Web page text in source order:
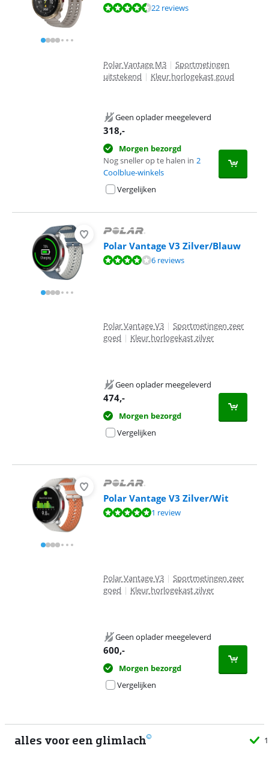
Beoordeling is 8,7 van de 10, gebaseerd op 22 reviews.
22 reviews
Polar Vantage M3 | Sportmetingen
uitstekend | Kleur horlogekast goud
Geen oplader meegeleverd
318,-
Morgen bezorgd
Nog sneller op te halen in 2
Coolblue-winkels
Vergelijken
Polar Vantage V3 Zilver/Blauw
Beoordeling is 8,4 van de 10, gebaseerd op 6 reviews.
6 reviews
Polar Vantage V3 | Sportmetingen zeer
goed | Kleur horlogekast zilver
Geen oplader meegeleverd
474,-
Morgen bezorgd
Vergelijken
Polar Vantage V3 Zilver/Wit
Beoordeling is 10 van de 10, gebaseerd op 1 review.
1 review
Polar Vantage V3 | Sportmetingen zeer
goed | Kleur horlogekast zilver
Geen oplader meegeleverd
600,-
Morgen bezorgd
Vergelijken
alles voor een glimlach